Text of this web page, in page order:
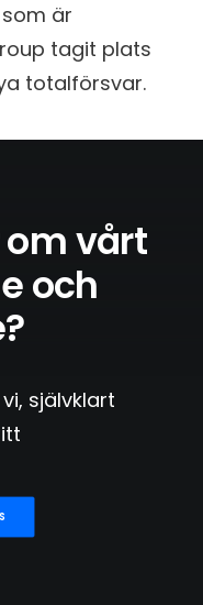
är
tagit plats
totalförsvar.
omvårt
och
självklart